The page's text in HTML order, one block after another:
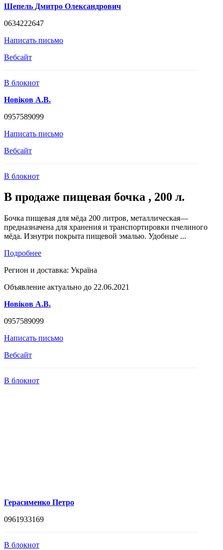
Шепель Дмитро Олександрович
0634222647
Написать письмо
Вебсайт
В блокнот
Новіков А.В.
0957589099
Написать письмо
Вебсайт
В блокнот
В продаже пищевая бочка , 200 л.
Бочка пищевая для мёда 200 литров, металлическая—
предназначена для хранения и транспортировки пчелиного
мёда. Изнутри покрыта пищевой эмалью. Удобные ...
Подробнее
Регион и доставка: Україна
Объявление актуально до 22.06.2021
Новіков А.В.
0957589099
Написать письмо
Вебсайт
В блокнот
Герасименко Петро
0961933169
В блокнот